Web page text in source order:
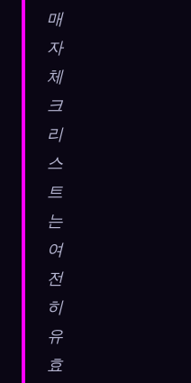
매
자
체
크
리
스
트
는
여
전
히
유
효